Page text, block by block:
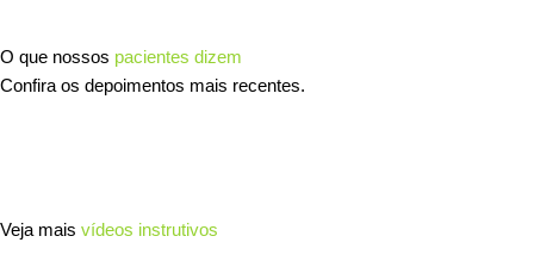
O que nossos pacientes dizem
Confira os depoimentos mais recentes.
Veja mais vídeos instrutivos